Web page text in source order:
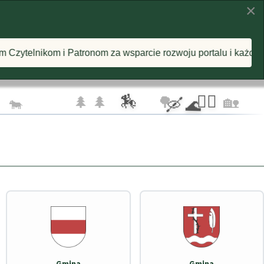
🦅 🦅 ☁️
🐄 🌲 🌲 🌳 🏡
🏇 🛶 🌊
×
za wsparcie rozwoju portalu i każdą postawioną